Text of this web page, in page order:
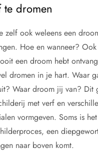
te dromen
zelf ook weleens een
Hoe en wanneer?
een droom hebt
dromen in je hart. Waar
Waar droom jij van? Dit
met verf en
vormgeven. Soms is
een
naar boven komt.